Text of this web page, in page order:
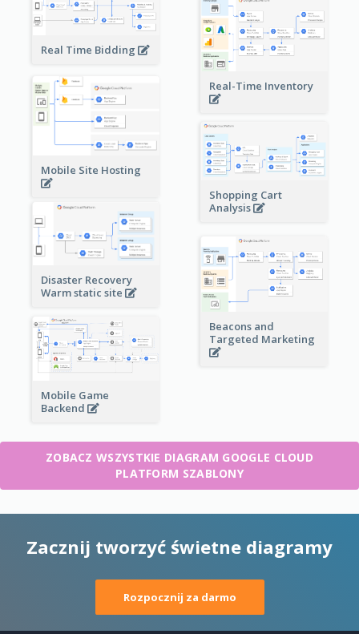
Real Time Bidding
Real-Time Inventory
Mobile Site Hosting
Shopping Cart
Analysis
Disaster Recovery
Warm static site
Beacons and
Targeted Marketing
Mobile Game
Backend
ZOBACZ WSZYSTKIE DIAGRAM GOOGLE CLOUD
PLATFORM SZABLONY
Zacznij tworzyć świetne diagramy
Rozpocznij za darmo